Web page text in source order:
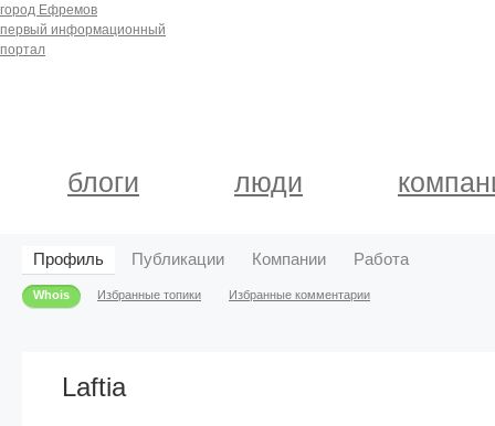
город Ефремов
первый информационный
портал
блоги люди
Профиль
Whois Избранные топики Избранные комментарии
Публикации Компании Работа
Laftia